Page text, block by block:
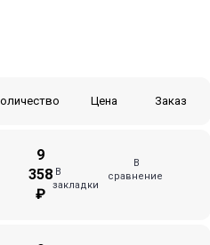
Цена Заказ
9
358
₽
В
закладки
В
сравнение